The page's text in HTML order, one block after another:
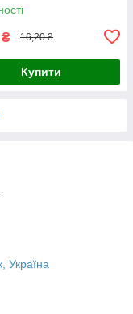
₴ 16,20 ₴
Купити
Україна